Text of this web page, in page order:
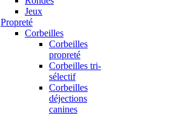
Jeux
Propreté
Corbeilles
Corbeilles
propreté
Corbeilles tri-
sélectif
Corbeilles
déjections
canines